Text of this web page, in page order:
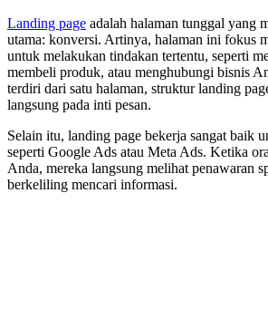
Landing page adalah halaman tunggal yang
utama: konversi. Artinya, halaman ini fokus
untuk melakukan tindakan tertentu, seperti
membeli produk, atau menghubungi bisnis
terdiri dari satu halaman, struktur landing
langsung pada inti pesan.
Selain itu, landing page bekerja sangat baik
seperti Google Ads atau Meta Ads. Ketika
Anda, mereka langsung melihat penawaran
berkeliling mencari informasi.